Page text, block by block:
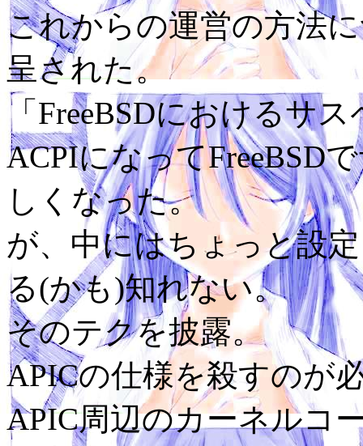
これからの運営の方法
呈された。
「FreeBSDにおけるサ
ACPIになってFreeBSD
しくなった。
が、中にはちょっと設
る(かも)知れない。
そのテクを披露。
APICの仕様を殺すのが
APIC周辺のカーネルコ